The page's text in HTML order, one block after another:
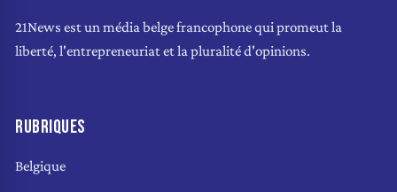
21News est un média belge francophone qui promeut la
liberté, l'entrepreneuriat et la pluralité d'opinions.
RUBRIQUES
Belgique